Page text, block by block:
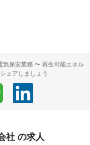
気保安業務 〜 再生可能エネル
ェアしましょう
社 の求人